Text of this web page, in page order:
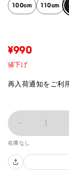
100cm 110cm
¥990
値下げ
再入荷通知をご利
1
在庫なし